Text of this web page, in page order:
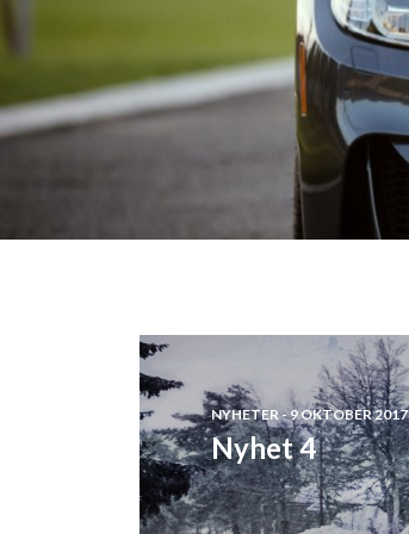
NYHETER - 9 OKTOBER 2017
Nyhet 4